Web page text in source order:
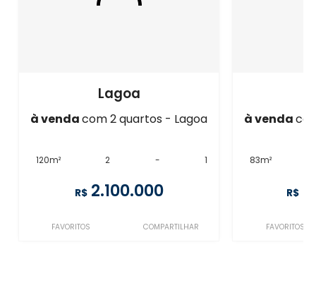
Lagoa
à vendacom 2 quartos - Lagoa
120m² 2 - 1
R$ 2.100.000
FAVORITOS COMPARTILHAR
à venda
83m²
R$
FAVORITOS